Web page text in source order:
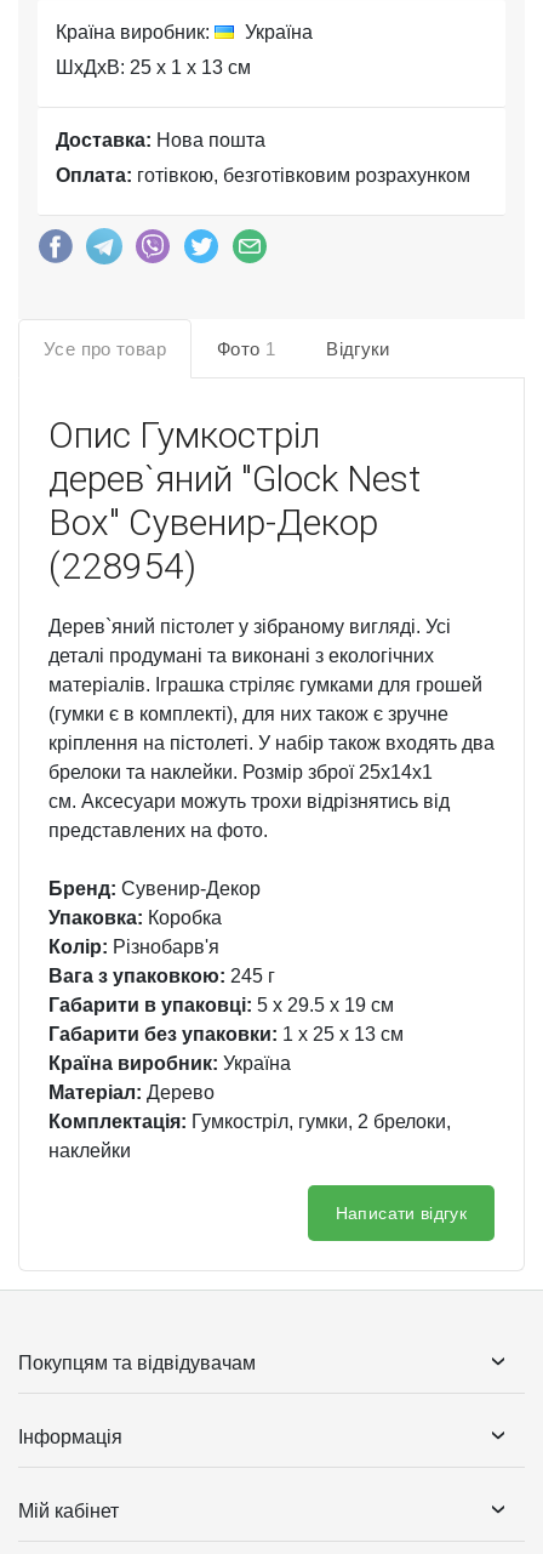
Країна виробник:
Україна
ШхДхВ: 25 x 1 x 13 см
Доставка: Нова пошта
Оплата: готівкою, безготівковим розрахунком
Усе про товар Фото 1 Відгуки
Опис Гумкостріл
дерев`яний "Glock Nest
Box" Сувенир-Декор
(228954)
Дерев`яний пістолет у зібраному вигляді. Усі
деталі продумані та виконані з екологічних
матеріалів. Іграшка стріляє гумками для грошей
(гумки є в комплекті), для них також є зручне
кріплення на пістолеті. У набір також входять два
брелоки та наклейки. Розмір зброї 25х14х1
см. Аксесуари можуть трохи відрізнятись від
представлених на фото.
Бренд: Сувенир-Декор
Упаковка: Коробка
Колір: Різнобарв'я
Вага з упаковкою: 245 г
Габарити в упаковці: 5 x 29.5 x 19 см
Габарити без упаковки: 1 x 25 x 13 см
Країна виробник: Україна
Матеріал: Дерево
Комплектація: Гумкостріл, гумки, 2 брелоки,
наклейки
Написати відгук
Покупцям та відвідувачам
Інформація
Мій кабінет